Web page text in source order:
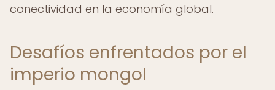
conectividad en la economía global.
Desafíos enfrentados por el
imperio mongol